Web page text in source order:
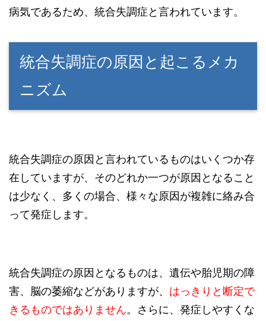
病気であるため、統合失調症と言われています。
統合失調症の原因と起こるメカ
ニズム
統合失調症の原因と言われているものはいくつか存
在していますが、そのどれか一つが原因となること
は少なく、多くの場合、様々な原因が複雑に絡み合
って発症します。
統合失調症の原因となるものは、遺伝や胎児期の障
害、脳の萎縮などがありますが、 はっきりと断定で
きるものではありません。さらに、発症しやすくな